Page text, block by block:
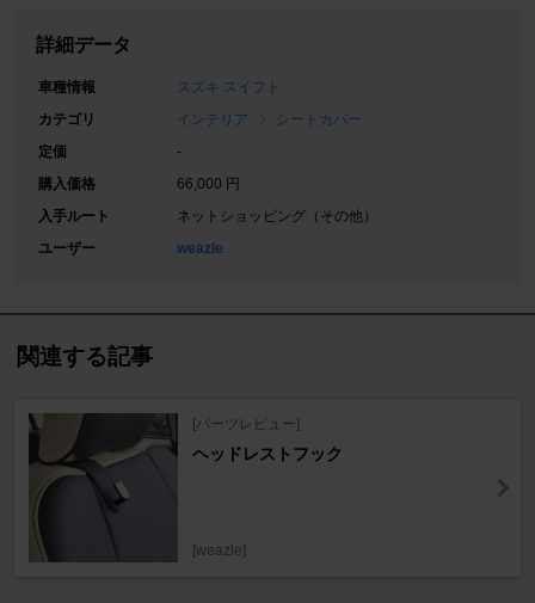
詳細データ
車種情報
スズキ スイフト
カテゴリ
インテリア
シートカバー
定価
-
購入価格
66,000 円
入手ルート
ネットショッピング（その他）
ユーザー
weazle
関連する記事
[パーツレビュー]
ヘッドレストフック
[weazle]